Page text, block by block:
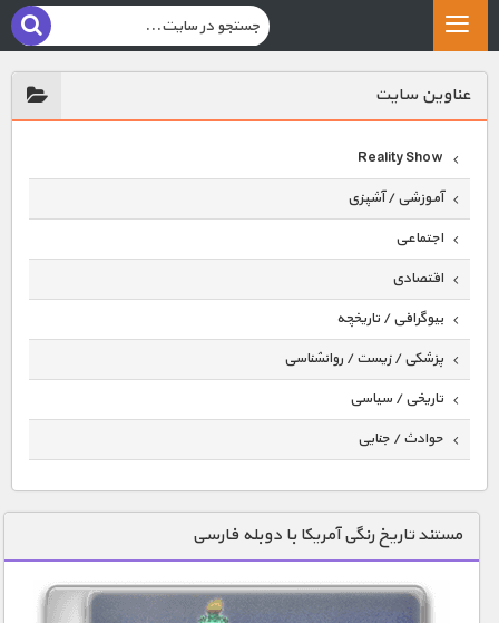
عناوين سايت
Reality Show
آموزشی / آشپزی
اجتماعی
اقتصادی
بیوگرافی / تاریخچه
پزشکی / زیست / روانشناسی
تاریخی / سیاسی
حوادث / جنایی
دنیای خوراکی ها
زمین شناسی / محیط زیست
سازه/ معماری/ مهندسی
مستند تاریخ رنگی آمریکا با دوبله فارسی